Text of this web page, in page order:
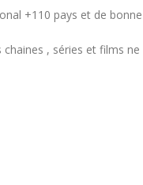
+110 pays et de
chaines , séries et films